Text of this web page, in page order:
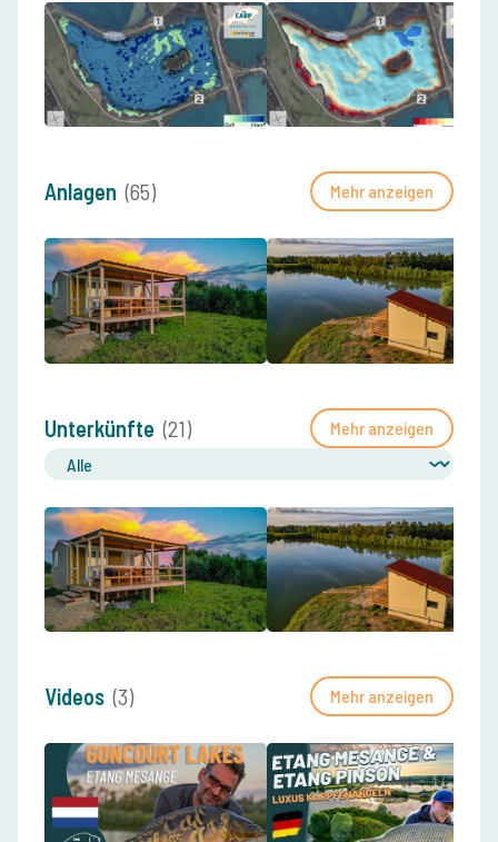
Anlagen (65) Mehr anzeigen
Unterkünfte (21) Mehr anzeigen
Videos (3) Mehr anzeigen